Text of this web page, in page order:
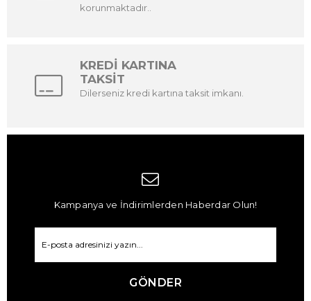
korunmaktadır..
KREDİ KARTINA
TAKSİT
Dilerseniz kredi kartına taksit imkanı.
Kampanya ve İndirimlerden Haberdar Olun!
GÖNDER